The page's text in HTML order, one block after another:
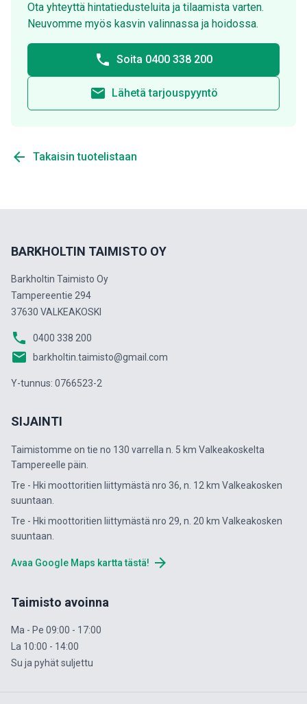
Ota yhteyttä hintatiedusteluita ja tilaamista varten.
Neuvomme myös kasvin valinnassa ja hoidossa.
phone Soita 0400 338 200
email Lähetä tarjouspyyntö
arrow_back Takaisin tuotelistaan
BARKHOLTIN TAIMISTO OY
Barkholtin Taimisto Oy
Tampereentie 294
37630 VALKEAKOSKI
phone 0400 338 200
email barkholtin.taimisto@gmail.com
Y-tunnus: 0766523-2
SIJAINTI
Taimistomme on tie no 130 varrella n. 5 km Valkeakoskelta
Tampereelle päin.
Tre - Hki moottoritien liittymästä nro 36, n. 12 km Valkeakosken
suuntaan.
Tre - Hki moottoritien liittymästä nro 29, n. 20 km Valkeakosken
suuntaan.
Avaa Google Maps kartta tästä! arrow_forward
Taimisto avoinna
Ma - Pe 09:00 - 17:00
La 10:00 - 14:00
Su ja pyhät suljettu